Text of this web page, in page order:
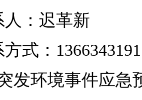
人：迟革新
式：
发环境事件应急